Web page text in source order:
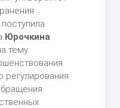
Юрочкина
тему:
регулирования